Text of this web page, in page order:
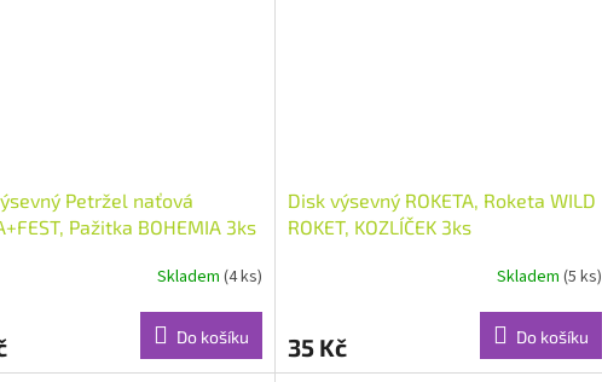
Petržel naťová
Pažitka BOHEMIA 3ks
Skladem (4 ks)
Do košíku
Disk výsevný ROKETA, Roketa WILD
ROKET, KOZLÍČEK 3ks
Skladem (5 ks)
35 Kč Do košíku